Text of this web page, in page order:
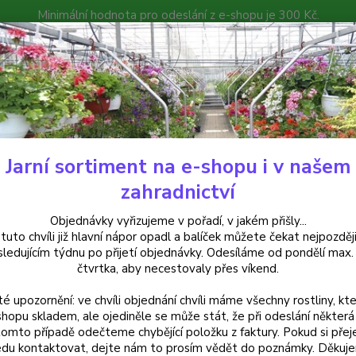
Minimální hodnota pro odeslání z e-shopu je 300 Kč.
můžete čekat nejpozději v následujícím týdnu po přijetí
Poradna Kontakty
Hledat
Neotex - chemické přípravky, hnojiva, travní směsi Neotex černý, netkaná
černý, netkaná textilie 10x1,6
Jarní sortiment na e-shopu i v našem
zahradnictví
Objednávky vyřizujeme v pořadí, v jakém přišly...
chvíli již hlavní nápor opadl a balíček můžete čekat
týdnu po přijetí objednávky. Odesíláme od pondělí
čtvrtka, aby necestovaly přes víkend.
upozornění: ve chvíli objednání chvíli máme všechny rostliny,
skladem, ale ojediněle se může stát, že při odeslání některá
případě odečteme chybějící položku z faktury. Pokud si
kontaktovat, dejte nám to prosím vědět do poznámky.